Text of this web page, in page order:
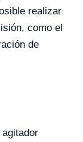
realizar
como el
de